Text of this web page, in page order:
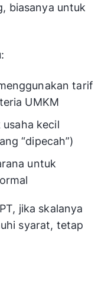
biasanya untuk
tarif
UMKM
kecil
“dipecah”)
untuk
jika skalanya
syarat, tetap